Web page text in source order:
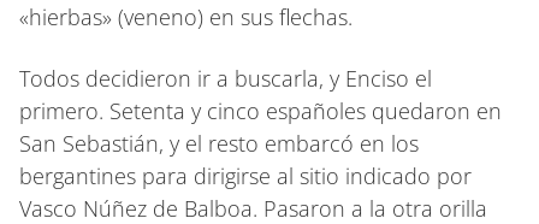
«hierbas» (veneno) en sus flechas.
Todos decidieron ir a buscarla, y Enciso el
primero. Setenta y cinco españoles quedaron en
San Sebastián, y el resto embarcó en los
bergantines para dirigirse al sitio indicado por
Vasco Núñez de Balboa. Pasaron a la otra orilla